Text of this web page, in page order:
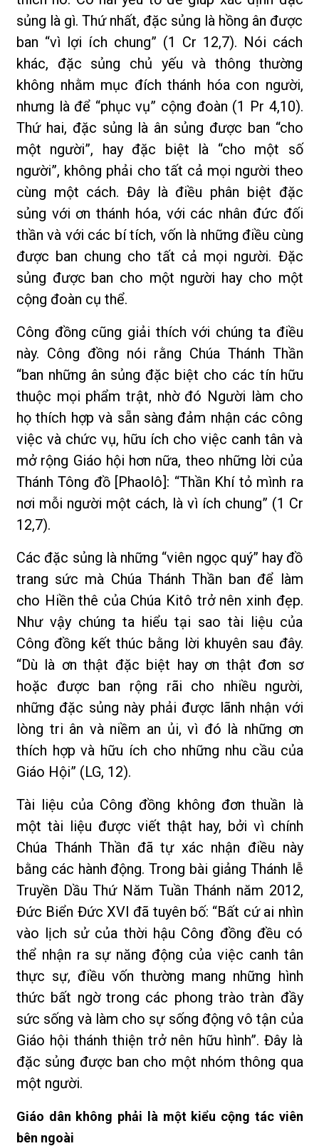
sủng là gì. Thứ nhất, đặc sủng là hồng ân được
ban “vì lợi ích chung” (1 Cr 12,7). Nói cách
khác, đặc sủng chủ yếu và thông thường
không nhằm mục đích thánh hóa con người,
nhưng là để “phục vụ” cộng đoàn (1 Pr 4,10).
Thứ hai, đặc sủng là ân sủng được ban “cho
một người”, hay đặc biệt là “cho một số
người”, không phải cho tất cả mọi người theo
cùng một cách. Đây là điều phân biệt đặc
sủng với ơn thánh hóa, với các nhân đức đối
thần và với các bí tích, vốn là những điều cùng
được ban chung cho tất cả mọi người. Đặc
sủng được ban cho một người hay cho một
cộng đoàn cụ thể.
Công đồng cũng giải thích với chúng ta điều
này. Công đồng nói rằng Chúa Thánh Thần
“ban những ân sủng đặc biệt cho các tín hữu
thuộc mọi phẩm trật, nhờ đó Người làm cho
họ thích hợp và sẵn sàng đảm nhận các công
việc và chức vụ, hữu ích cho việc canh tân và
mở rộng Giáo hội hơn nữa, theo những lời của
Thánh Tông đồ [Phaolô]: “Thần Khí tỏ mình ra
nơi mỗi người một cách, là vì ích chung” (1 Cr
12,7).
Các đặc sủng là những “viên ngọc quý” hay đồ
trang sức mà Chúa Thánh Thần ban để làm
cho Hiền thê của Chúa Kitô trở nên xinh đẹp.
Như vậy chúng ta hiểu tại sao tài liệu của
Công đồng kết thúc bằng lời khuyên sau đây.
“Dù là ơn thật đặc biệt hay ơn thật đơn sơ
hoặc được ban rộng rãi cho nhiều người,
những đặc sủng này phải được lãnh nhận với
lòng tri ân và niềm an ủi, vì đó là những ơn
thích hợp và hữu ích cho những nhu cầu của
Giáo Hội” (LG, 12).
Tài liệu của Công đồng không đơn thuần là
một tài liệu được viết thật hay, bởi vì chính
Chúa Thánh Thần đã tự xác nhận điều này
bằng các hành động. Trong bài giảng Thánh lễ
Truyền Dầu Thứ Năm Tuần Thánh năm 2012,
Đức Biển Đức XVI đã tuyên bố: “Bất cứ ai nhìn
vào lịch sử của thời hậu Công đồng đều có
thể nhận ra sự năng động của việc canh tân
thực sự, điều vốn thường mang những hình
thức bất ngờ trong các phong trào tràn đầy
sức sống và làm cho sự sống động vô tận của
Giáo hội thánh thiện trở nên hữu hình”. Đây là
đặc sủng được ban cho một nhóm thông qua
một người.
Giáo dân không phải là một kiểu cộng tác viên
bên ngoài